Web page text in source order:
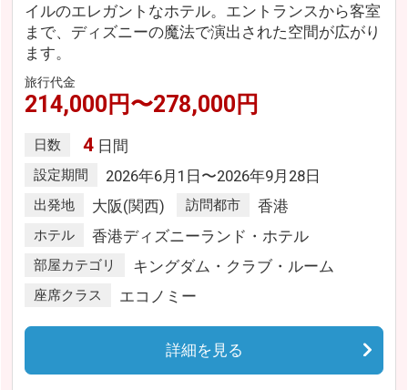
イルのエレガントなホテル。エントランスから客室
まで、ディズニーの魔法で演出された空間が広がり
ます。
旅行代金
214,000円〜278,000円
日数 4 日間
設定期間 2026年6月1日〜2026年9月28日
出発地 大阪(関西) 訪問都市 香港
ホテル 香港ディズニーランド・ホテル
部屋カテゴリ キングダム・クラブ・ルーム
座席クラス エコノミー
詳細を見る